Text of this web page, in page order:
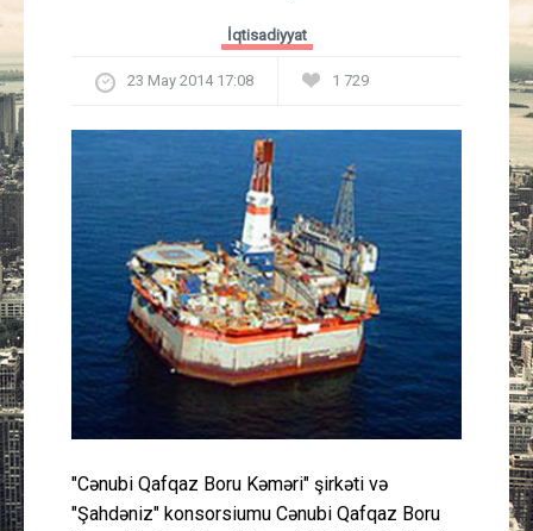
Güney Azərbaycan
Mədəniyyət
Müsahibə
İdman
Layihə
Gündəm
Cəmiyyət
İqtisadiyyat
23 May 2014 17:08 1 729
"Cənubi Qafqaz Boru Kəməri" şirkəti və
"Şahdəniz" konsorsiumu Cənubi Qafqaz Boru